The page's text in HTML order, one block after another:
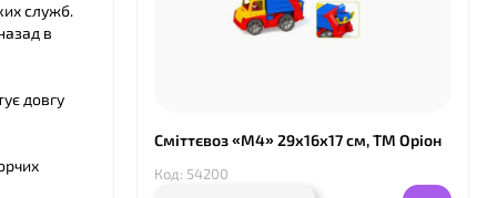
служб.
в
довгу
Сміттєвоз «М4» 29х16х17 см, ТМ Оріон
Код: 54200